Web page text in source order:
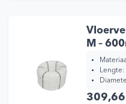
M –
309,66